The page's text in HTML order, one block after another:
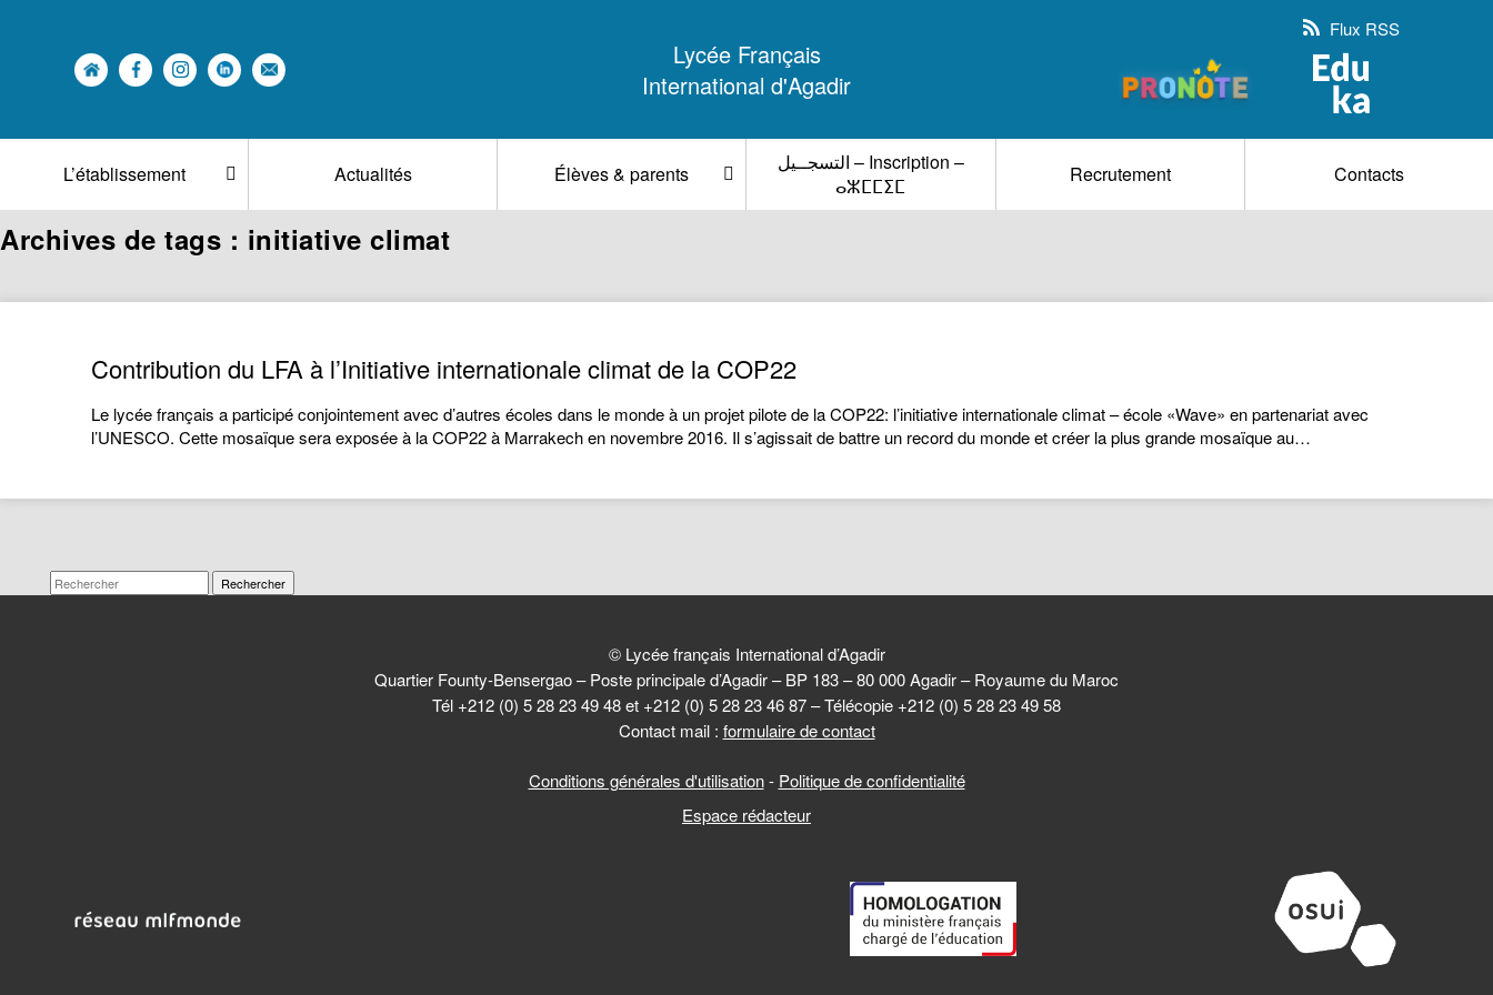
Lycée Français
International d'Agadir
Flux RSS
L’établissement Actualités Élèves & parents
التسجــيل – Inscription –
ⴰⵣⵎⵎⵉⵎ
Recrutement Contacts
Archives de tags : initiative climat
Contribution du LFA à l’Initiative internationale climat de la COP22
Le lycée français a participé conjointement avec d’autres écoles dans le monde à un projet pilote de la COP22: l’initiative internationale climat – école «Wave» en partenariat avec
l’UNESCO. Cette mosaïque sera exposée à la COP22 à Marrakech en novembre 2016. Il s’agissait de battre un record du monde et créer la plus grande mosaïque au…
Rechercher
© Lycée français International d’Agadir
Quartier Founty-Bensergao – Poste principale d’Agadir – BP 183 – 80 000 Agadir – Royaume du Maroc
Tél +212 (0) 5 28 23 49 48 et +212 (0) 5 28 23 46 87 – Télécopie +212 (0) 5 28 23 49 58
Contact mail : formulaire de contact
Conditions générales d'utilisation- Politique de confidentialité
Espace rédacteur